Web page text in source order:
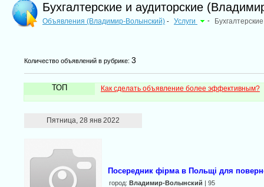
Бухгалтерские и аудиторские
Объявления (Владимир-Волынский) - Услуги -
Количество объявлений в рубрике: 3
ТОП Как сделать объявление более эффективным?
Пятница, 28 янв 2022
Посередник фірма в Польщі для
город: Владимир-Волынский | 95